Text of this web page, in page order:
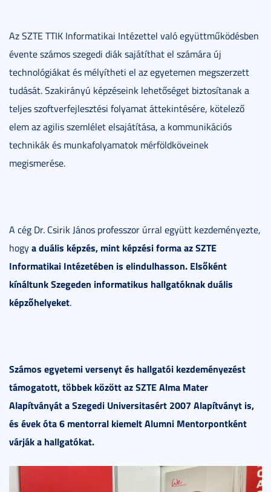
Az SZTE TTIK Informatikai Intézettel való együttműködésben
évente számos szegedi diák sajátíthat el számára új
technológiákat és mélyítheti el az egyetemen megszerzett
tudását. Szakirányú képzéseink lehetőséget biztosítanak a
teljes szoftverfejlesztési folyamat áttekintésére, kötelező
elem az agilis szemlélet elsajátítása, a kommunikációs
technikák és munkafolyamatok mérföldköveinek
megismerése.
A cég Dr. Csirik János professzor úrral együtt kezdeményezte,
hogya duális képzés, mint képzési forma az SZTE
Informatikai Intézetében is elindulhasson. Elsőként
kínáltunk Szegeden informatikus hallgatóknak duális
képzőhelyeket.
Számos egyetemi versenyt és hallgatói kezdeményezést
támogatott, többek között az SZTE Alma Mater
Alapítványát a Szegedi Universitasért 2007 Alapítványt is,
és évek óta 6 mentorral kiemelt Alumni Mentorpontként
várják a hallgatókat.